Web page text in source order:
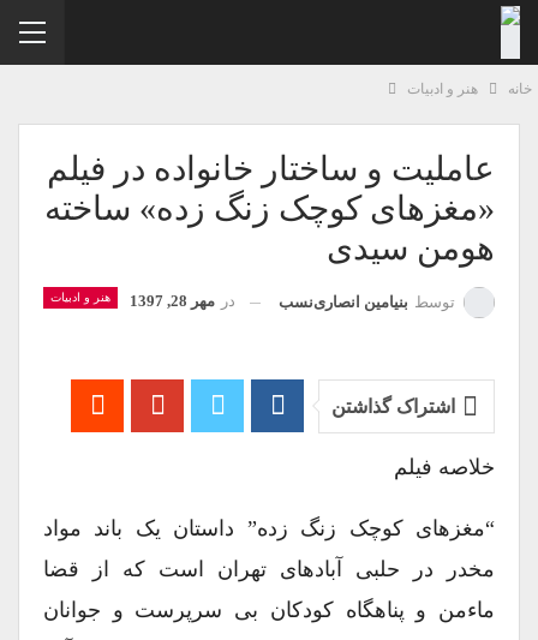
هنر و ادبیات
عاملیت و ساختار خانواده در فیلم
«مغزهای کوچک زنگ زده» ساخته
هومن سیدی
هنر و ادبیات توسطبنیامین انصاری‌نسب درمهر 28, 1397
اشتراک گذاشتن
خلاصه فیلم
“مغزهای کوچک زنگ زده” داستان یک باند مواد
مخدر در حلبی آبادهای تهران است که از قضا
ماءمن و پناهگاه کودکان بی سرپرست و جوانان